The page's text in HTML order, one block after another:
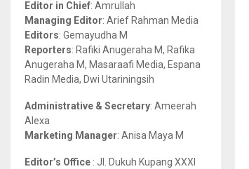
r
:
R
H
Editor in Chief: Amrullah
Managing Editor: Arief Rahman Media
Editors: Gemayudha M
Reporters: Rafiki Anugeraha M, Rafika
Anugeraha M, Masaraafi Media, Espana
Radin Media, Dwi Utariningsih
Administrative & Secretary: Ameerah
Alexa
Marketing Manager: Anisa Maya M
Editor’s Office : Jl. Dukuh Kupang XXXI